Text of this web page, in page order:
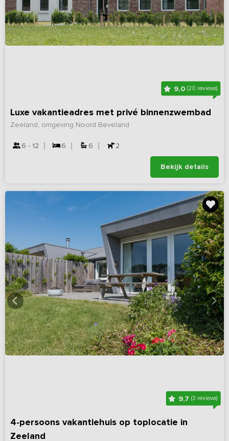
9,0 (20 reviews)
Luxe vakantieadres met privé binnenzwembad
Zeeland, omgeving Noord Beveland
6 - 12 6 6 2
Bekijk details
9,7(3 reviews)
4-persoons vakantiehuis op toplocatie in
Zeeland